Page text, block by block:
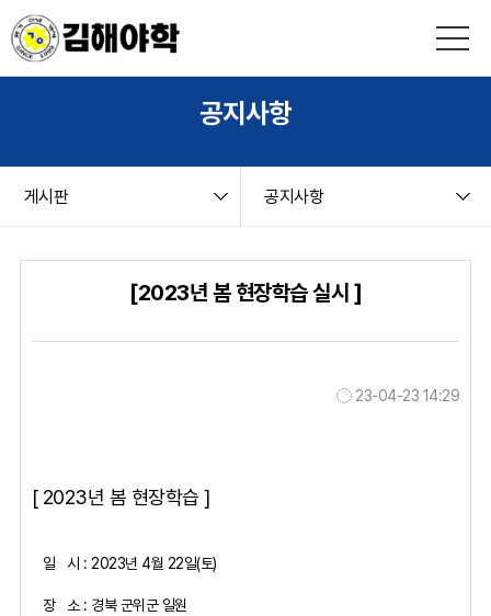
공지사항
게시판 공지사항
[2023년 봄 현장학습 실시 ]
23-04-23 14:29
[ 2023년 봄 현장학습 ]
일 시 : 2023년 4월 22일(토)
장 소 : 경북 군위군 일원